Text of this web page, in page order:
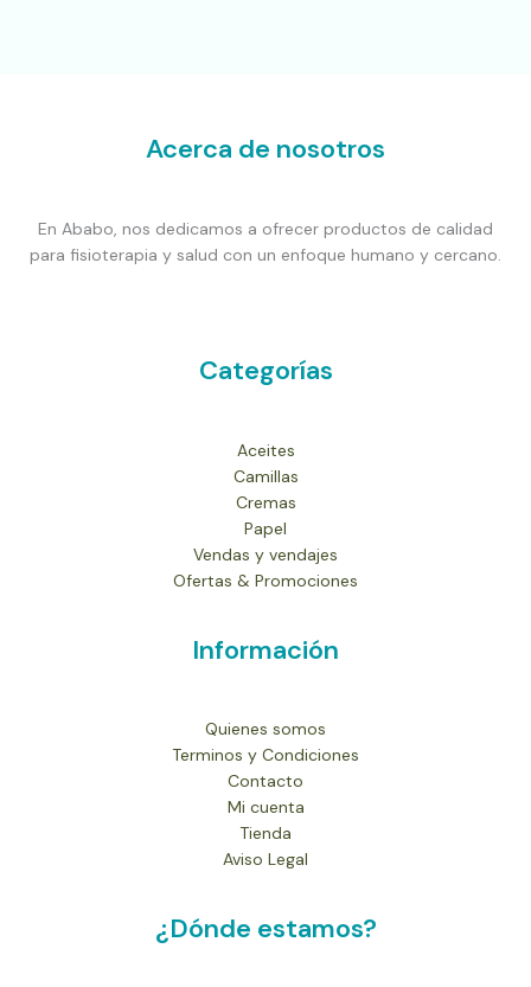
Acerca de nosotros
En Ababo, nos dedicamos a ofrecer productos de calidad
para fisioterapia y salud con un enfoque humano y cercano.
Categorías
Aceites
Camillas
Cremas
Papel
Vendas y vendajes
Ofertas & Promociones
Información
Quienes somos
Terminos y Condiciones
Contacto
Mi cuenta
Tienda
Aviso Legal
¿Dónde estamos?